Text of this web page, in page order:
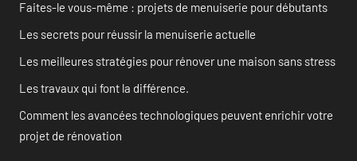
Faites-le vous-même : projets de menuiserie pour débutants
Les secrets pour réussir la menuiserie actuelle
Les meilleures stratégies pour rénover une maison sans stress
Les travaux qui font la différence.
Comment les avancées technologiques peuvent enrichir votre
projet de rénovation